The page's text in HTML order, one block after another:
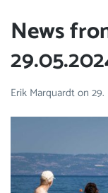
News
Erik Marquardton